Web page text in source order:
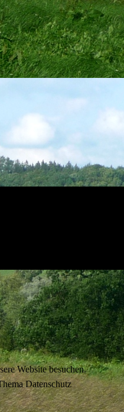
Website besuchen.
Datenschutz